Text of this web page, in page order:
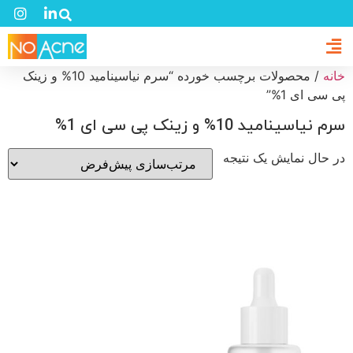
خانه
/ محصولات برچسب خورده “سرم نیاسینامید 10% و زینک
پی سی ای 1%”
سرم نیاسینامید 10% و زینک پی سی ای 1%
در حال نمایش یک نتیجه